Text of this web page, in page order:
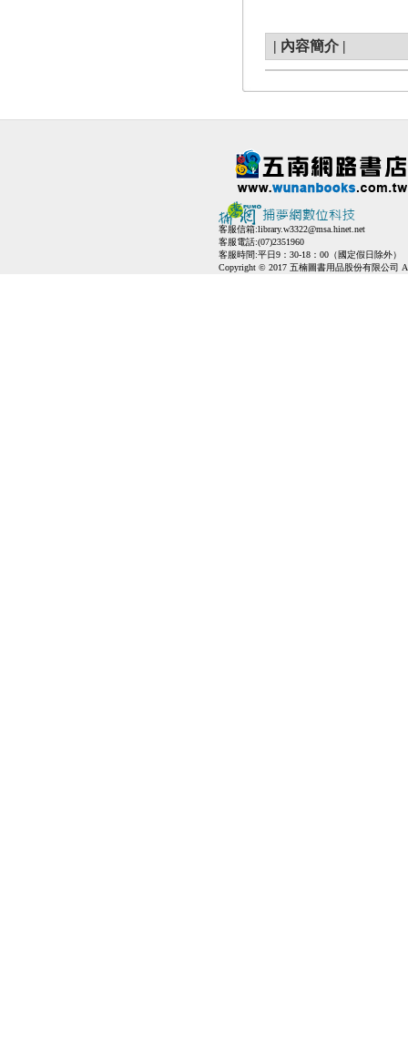
| 內容簡介 |
客服信箱:library.w3322@msa.hinet.net
客服電話:(07)2351960
客服時間:平日9：30-18：00（國定假日除外）
Copyright © 2017 五楠圖書用品股份有限公司